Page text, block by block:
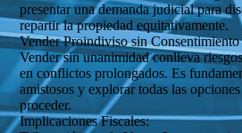
presentar una demanda judicial para
repartir la propiedad equitativamente.
Vender Proindiviso sin
Vender sin unanimidad conlleva
en conflictos prolongados. Es
amistosos y explorar todas las
proceder.
Implicaciones Fiscales: